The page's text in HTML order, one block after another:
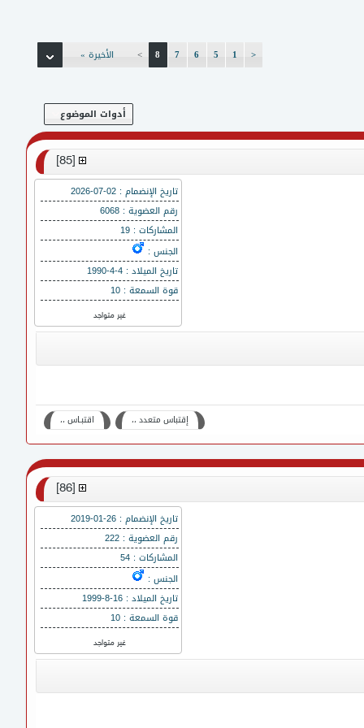
<
1
5
6
7
8
> الأخيرة »
أدوات الموضوع
[
85
تاريخ الإنضمام : 02-07-2026
رقم العضوية : 6068
المشاركات : 19
الجنس :
تاريخ الميلاد : 4-4-1990
قوة السمعة : 10
غير متواجد
اقتبـاس ،، إقتباس متعدد ،،
[
86
تاريخ الإنضمام : 26-01-2019
رقم العضوية : 222
المشاركات : 54
الجنس :
تاريخ الميلاد : 16-8-1999
قوة السمعة : 10
غير متواجد